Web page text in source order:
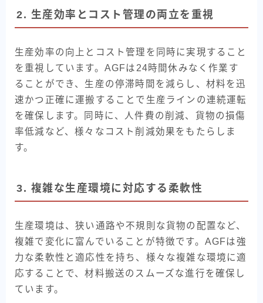
2. 生産効率とコスト管理の両立を重視
生産効率の向上とコスト管理を同時に実現すること
を重視しています。AGFは24時間休みなく作業す
ることができ、生産の停滞時間を減らし、材料を迅
速かつ正確に運搬することで生産ラインの連続運転
を確保します。同時に、人件費の削減、貨物の損傷
率低減など、様々なコスト削減効果をもたらしま
す。
3. 複雑な生産環境に対応する柔軟性
生産環境は、狭い通路や不規則な貨物の配置など、
複雑で変化に富んでいることが特徴です。AGFは強
力な柔軟性と適応性を持ち、様々な複雑な環境に適
応することで、材料搬送のスムーズな進行を確保し
ています。